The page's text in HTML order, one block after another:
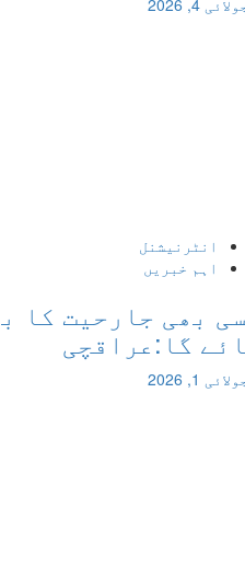
خبریں
جارحیت کا
گا:عراقچی